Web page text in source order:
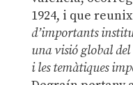
1924, i que reunix
d’importants
una visió global
i les temàtiques